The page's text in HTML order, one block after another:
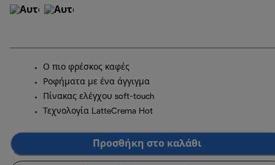
Ο πιο φρέσκος καφές
Ροφήματα με ένα άγγιγμα
Πίνακας ελέγχου soft-touch
Τεχνολογία LatteCrema Hot
Προσθήκη στο καλάθι